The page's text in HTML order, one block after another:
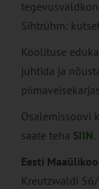
Sihtrühm:
Koolituse
juhtida ja
Osalemissoovi
saate teha SIIN.
Eesti
Kreutzwaldi